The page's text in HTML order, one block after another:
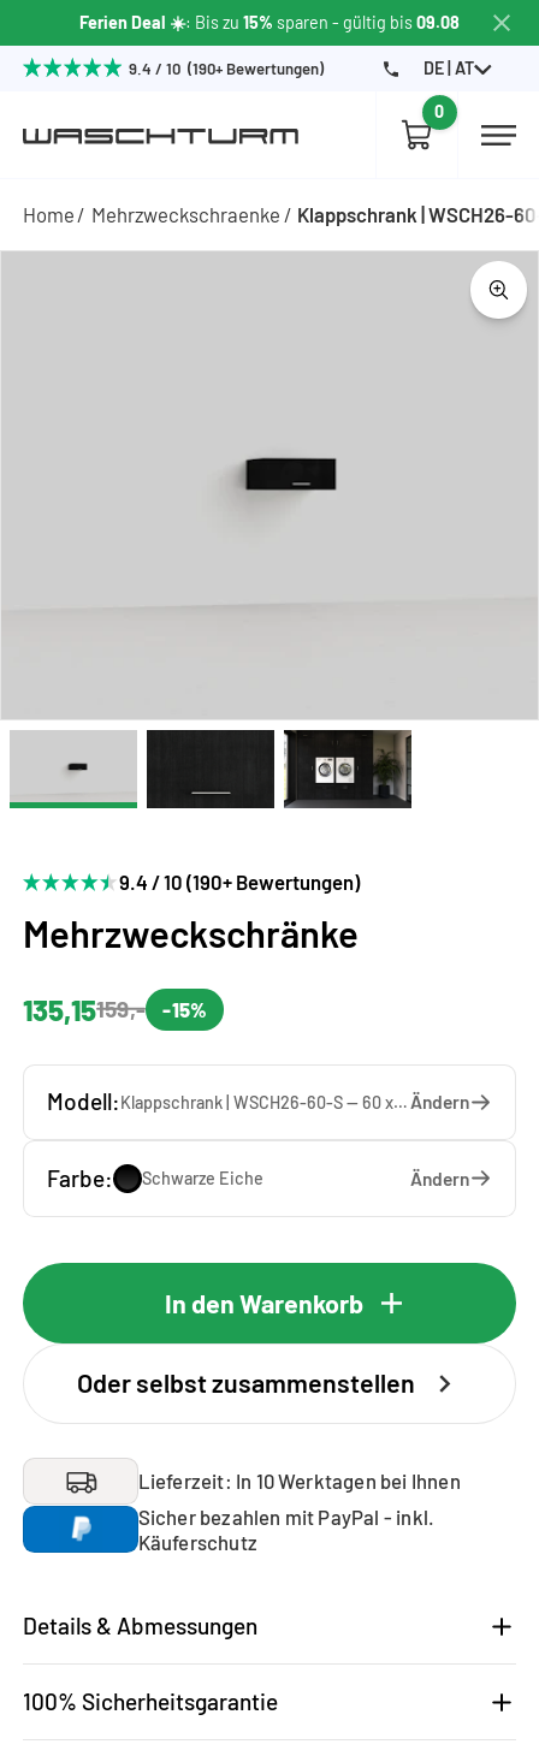
Ferien Deal ☀️: Bis zu 15% sparen - gültig bis09.08
9.4 / 10 (190+ Bewertungen) DE | AT
0
Home Mehrzweckschraenke Klappschrank | WSCH26-
9.4 / 10 (190+ Bewertungen)
Mehrzweckschränke
135,15159,- -15%
Modell: Klappschrank | WSCH26-60-S — 60 x 26 x 65 cm Ändern
Farbe: Schwarze Eiche Ändern
In den Warenkorb
Oder selbst zusammenstellen
Lieferzeit: In 10 Werktagen bei Ihnen
Sicher bezahlen mit PayPal - inkl.
Käuferschutz
Details & Abmessungen
100% Sicherheitsgarantie